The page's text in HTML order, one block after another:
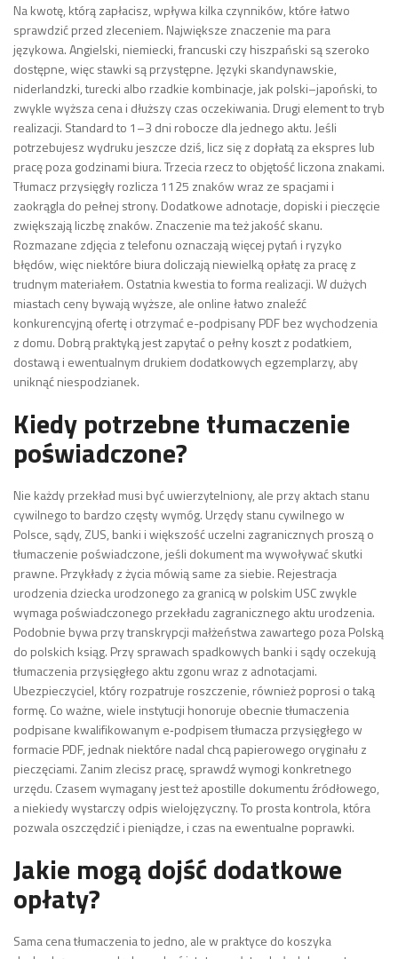
Na kwotę, którą zapłacisz, wpływa kilka czynników, które łatwo
sprawdzić przed zleceniem. Największe znaczenie ma para
językowa. Angielski, niemiecki, francuski czy hiszpański są szeroko
dostępne, więc stawki są przystępne. Języki skandynawskie,
niderlandzki, turecki albo rzadkie kombinacje, jak polski–japoński, to
zwykle wyższa cena i dłuższy czas oczekiwania. Drugi element to tryb
realizacji. Standard to 1–3 dni robocze dla jednego aktu. Jeśli
potrzebujesz wydruku jeszcze dziś, licz się z dopłatą za ekspres lub
pracę poza godzinami biura. Trzecia rzecz to objętość liczona znakami.
Tłumacz przysięgły rozlicza 1125 znaków wraz ze spacjami i
zaokrągla do pełnej strony. Dodatkowe adnotacje, dopiski i pieczęcie
zwiększają liczbę znaków. Znaczenie ma też jakość skanu.
Rozmazane zdjęcia z telefonu oznaczają więcej pytań i ryzyko
błędów, więc niektóre biura doliczają niewielką opłatę za pracę z
trudnym materiałem. Ostatnia kwestia to forma realizacji. W dużych
miastach ceny bywają wyższe, ale online łatwo znaleźć
konkurencyjną ofertę i otrzymać e-podpisany PDF bez wychodzenia
z domu. Dobrą praktyką jest zapytać o pełny koszt z podatkiem,
dostawą i ewentualnym drukiem dodatkowych egzemplarzy, aby
uniknąć niespodzianek.
Kiedy potrzebne tłumaczenie
poświadczone?
Nie każdy przekład musi być uwierzytelniony, ale przy aktach stanu
cywilnego to bardzo częsty wymóg. Urzędy stanu cywilnego w
Polsce, sądy, ZUS, banki i większość uczelni zagranicznych proszą o
tłumaczenie poświadczone, jeśli dokument ma wywoływać skutki
prawne. Przykłady z życia mówią same za siebie. Rejestracja
urodzenia dziecka urodzonego za granicą w polskim USC zwykle
wymaga poświadczonego przekładu zagranicznego aktu urodzenia.
Podobnie bywa przy transkrypcji małżeństwa zawartego poza Polską
do polskich ksiąg. Przy sprawach spadkowych banki i sądy oczekują
tłumaczenia przysięgłego aktu zgonu wraz z adnotacjami.
Ubezpieczyciel, który rozpatruje roszczenie, również poprosi o taką
formę. Co ważne, wiele instytucji honoruje obecnie tłumaczenia
podpisane kwalifikowanym e‑podpisem tłumacza przysięgłego w
formacie PDF, jednak niektóre nadal chcą papierowego oryginału z
pieczęciami. Zanim zlecisz pracę, sprawdź wymogi konkretnego
urzędu. Czasem wymagany jest też apostille dokumentu źródłowego,
a niekiedy wystarczy odpis wielojęzyczny. To prosta kontrola, która
pozwala oszczędzić i pieniądze, i czas na ewentualne poprawki.
Jakie mogą dojść dodatkowe
opłaty?
Sama cena tłumaczenia to jedno, ale w praktyce do koszyka